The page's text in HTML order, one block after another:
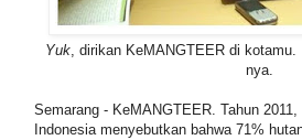
Yuk, dirikan KeMANGTEER di
nya.
Semarang - KeMANGTEER. Tahun
Indonesia menyebutkan bahwa 71%